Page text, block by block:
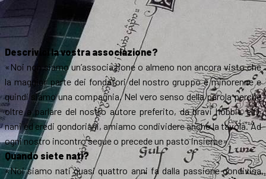
Descrivici la vostra associazione?
«Noi non siamo un’associazione o almeno non ancora visto che
la maggior parte dei fondatori del nostro gruppo è minorenne e
quindi siamo una compagnia. Nel vero senso della parola perché
oltre a parlare del nostro autore preferito, da bravi hobbit, elfi,
nani ed eredi gondoriani, amiamo condividere anche la tavola. Ad
ogni nostro incontro segue o precede un pasto insieme».
Quando siete nati?
«Noi siamo nati quasi quattro anni fa dalla passione condivisa